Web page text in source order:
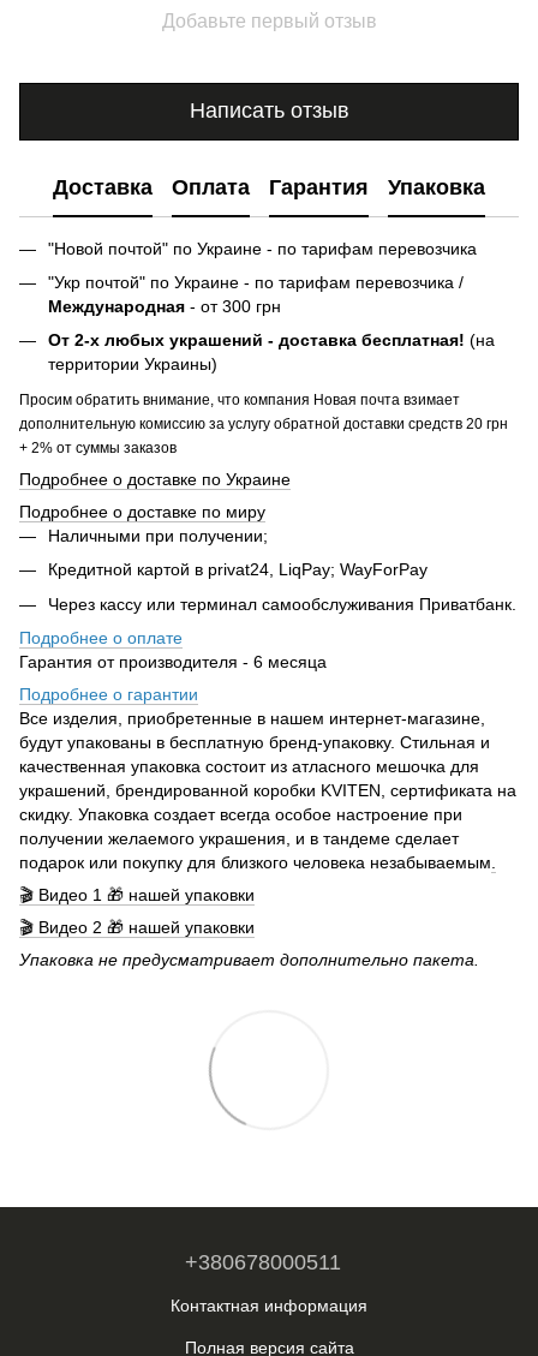
Добавьте первый отзыв
Написать отзыв
Доставка Оплата Гарантия Упаковка
"Новой почтой" по Украине - по тарифам перевозчика
"Укр почтой" по Украине - по тарифам перевозчика /
Международная - от 300 грн
От 2-х любых украшений - доставка бесплатная! (на
территории Украины)
Просим обратить внимание, что компания Новая почта взимает
дополнительную комиссию за услугу обратной доставки средств 20 грн
+ 2% от суммы заказов
Подробнее о доставке по Украине
Подробнее о доставке по миру
Наличными при получении;
Кредитной картой в privat24, LiqPay; WayForPay
Через кассу или терминал самообслуживания Приватбанк.
Подробнее о оплате
Гарантия от производителя - 6 месяца
Подробнее о гарантии
Все изделия, приобретенные в нашем интернет-магазине,
будут упакованы в бесплатную бренд-упаковку. Стильная и
качественная упаковка состоит из атласного мешочка для
украшений, брендированной коробки KVITEN, сертификата на
скидку. Упаковка создает всегда особое настроение при
получении желаемого украшения, и в тандеме сделает
подарок или покупку для близкого человека незабываемым
🎬 Видео 1 🎁 нашей упаковки
🎬 Видео 2 🎁 нашей упаковки
Упаковка не предусматривает дополнительно пакета.
+380678000511
Контактная информация
Полная версия сайта